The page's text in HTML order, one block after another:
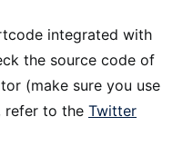
integrated with
the source code of
(make sure you use
refer to the Twitter